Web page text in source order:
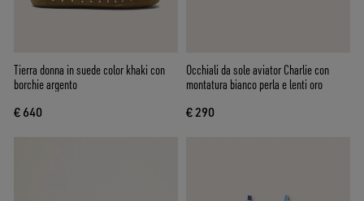
Tierra donna in suede color khaki con
borchie argento
€ 640
Occhiali da sole aviator Charlie con
montatura bianco perla e lenti oro
€ 290